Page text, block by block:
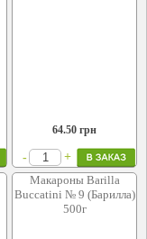
64.50 грн
-
+
Макароны Barilla
Buccatini № 9 (Барилла)
500г